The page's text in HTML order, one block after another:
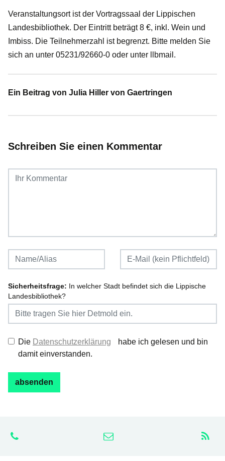
Veranstaltungsort ist der Vortragssaal der Lippischen
Landesbibliothek. Der Eintritt beträgt 8 €, inkl. Wein und
Imbiss. Die Teilnehmerzahl ist begrenzt. Bitte melden Sie
sich an unter 05231/92660-0 oder unter llbmail.
Ein Beitrag von Julia Hiller von Gaertringen
Schreiben Sie einen Kommentar
Sicherheitsfrage: In welcher Stadt befindet sich die Lippische
Landesbibliothek?
Die Datenschutzerklärung
habe ich gelesen und bin
damit einverstanden.